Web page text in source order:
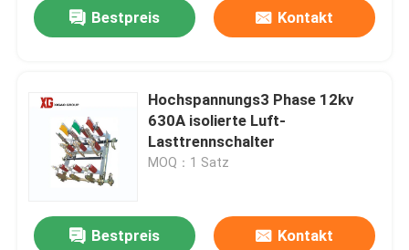
Bestpreis Kontakt
Hochspannungs3 Phase 12kv
630A isolierte Luft-
Lasttrennschalter
MOQ：1 Satz
Bestpreis Kontakt